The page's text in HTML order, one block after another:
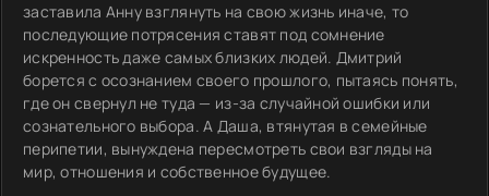
заставила Анну взглянуть на свою жизнь иначе, то
последующие потрясения ставят под сомнение
искренность даже самых близких людей. Дмитрий
борется с осознанием своего прошлого, пытаясь понять,
где он свернул не туда — из-за случайной ошибки или
сознательного выбора. А Даша, втянутая в семейные
перипетии, вынуждена пересмотреть свои взгляды на
мир, отношения и собственное будущее.